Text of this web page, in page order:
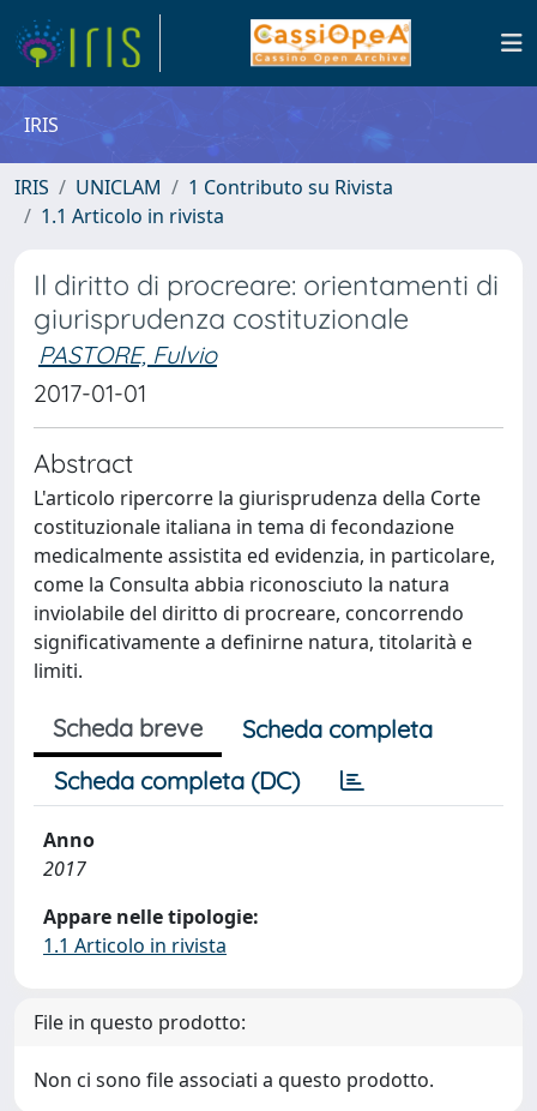
IRIS
IRIS UNICLAM
1 Contributo su Rivista
1.1 Articolo in rivista
Il diritto di procreare: orientamenti di
giurisprudenza costituzionale
PASTORE, Fulvio
2017-01-01
Abstract
L'articolo ripercorre la giurisprudenza della Corte
costituzionale italiana in tema di fecondazione
medicalmente assistita ed evidenzia, in particolare,
come la Consulta abbia riconosciuto la natura
inviolabile del diritto di procreare, concorrendo
significativamente a definirne natura, titolarità e
limiti.
Scheda breve
Scheda completa
Scheda completa (DC)
Anno
2017
Appare nelle tipologie:
1.1 Articolo in rivista
File in questo prodotto:
Non ci sono file associati a questo prodotto.